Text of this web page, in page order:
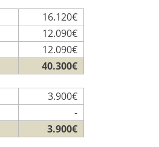
16.120€
12.090€
12.090€
40.300€
3.900€
-
3.900€